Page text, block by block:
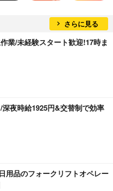
さらに見る
業/未経験スタート歓迎!17時ま
夜時給1925円&交替制で効率
用品のフォークリフトオペレー